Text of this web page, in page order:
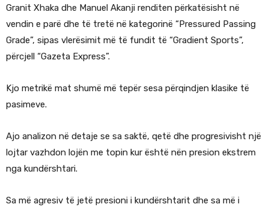
Granit Xhaka dhe Manuel Akanji renditen përkatësisht në
vendin e parë dhe të tretë në kategorinë “Pressured Passing
Grade”, sipas vlerësimit më të fundit të “Gradient Sports”,
përcjell “Gazeta Express”.
Kjo metrikë mat shumë më tepër sesa përqindjen klasike të
pasimeve.
Ajo analizon në detaje se sa saktë, qetë dhe progresivisht një
lojtar vazhdon lojën me topin kur është nën presion ekstrem
nga kundërshtari.
Sa më agresiv të jetë presioni i kundërshtarit dhe sa më i